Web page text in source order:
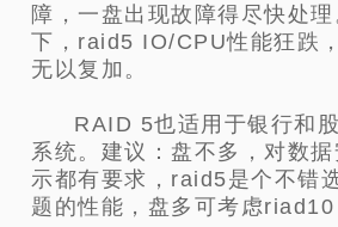
障，一盘出现故障得尽快处
下，raid5 IO/CPU性能狂跌
无以复加。
RAID 5也适用于银行和
系统。建议：盘不多，对数
示都有要求，raid5是个不错
题的性能，盘多可考虑riad10